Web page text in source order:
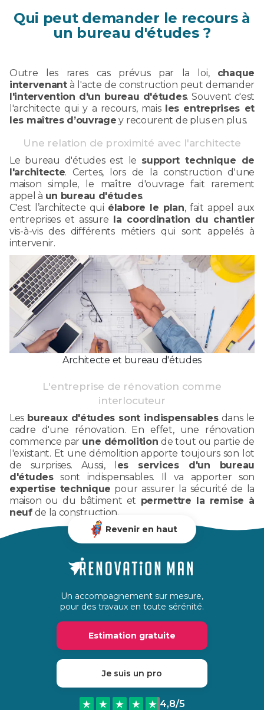
Qui peut demander le recours à
un bureau d'études ?
Outre les rares cas prévus par la loi, chaque
intervenantà l'acte de construction peut demander
l'intervention d'un bureau d'études. Souvent c'est
l'architecte qui y a recours, mais les entreprises et
les maîtres d’ouvrage y recourent de plus en plus.
Une relation de proximité avec l'architecte
Le bureau d'études est le support technique de
l'architecte. Certes, lors de la construction d'une
maison simple, le maître d'ouvrage fait rarement
appel à un bureau d'études.
C'est l’architecte qui élabore le plan, fait appel aux
entreprises et assure la coordination du chantier
vis-à-vis des différents métiers qui sont appelés à
intervenir.
Architecte et bureau d'études
L'entreprise de rénovation comme
interlocuteur
Les bureaux d'études sont indispensablesdans le
cadre d'une rénovation. En effet, une rénovation
commence par une démolition de tout ou partie de
l'existant. Et une démolition apporte toujours son lot
de surprises. Aussi, l es services d'un bureau
d'étudessont indispensables. Il va apporter son
expertise technique pour assurer la sécurité de la
maison ou du bâtiment et permettre la remise à
neufde la construction.
Revenir en haut
Un accompagnement sur mesure,
pour des travaux en toute sérénité.
Estimation gratuite
Je suis un pro
4,8/5